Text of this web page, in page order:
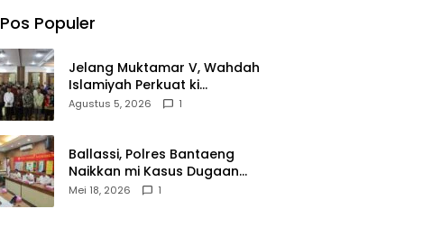
Pos Populer
Jelang Muktamar V, Wahdah
Islamiyah Perkuat ki
Wasathiyah dan Kebangsaan
Agustus 5, 2026 1
Ballassi, Polres Bantaeng
Naikkan mi Kasus Dugaan
Korupsi PDAM ke Penyidikan
Mei 18, 2026 1